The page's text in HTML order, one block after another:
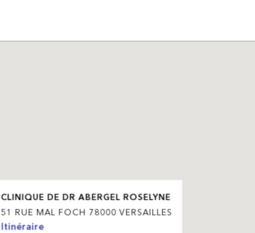
CLINIQUE DE DR ABERGEL ROSELYNE
51 RUE MAL FOCH 78000 VERSAILLES
Itinéraire